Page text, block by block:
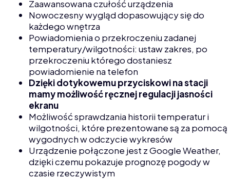
Zaawansowana czułość urządzenia
Nowoczesny wygląd dopasowujący się do
każdego wnętrza
Powiadomienia o przekroczeniu zadanej
temperatury/wilgotności: ustaw zakres, po
przekroczeniu którego dostaniesz
powiadomienie na telefon
Dzięki dotykowemu przyciskowi na stacji
mamy możliwość ręcznej regulacji jasności
ekranu
Możliwość sprawdzania historii temperatur i
wilgotności, które prezentowane są za pomocą
wygodnych w odczycie wykresów
Urządzenie połączone jest z Google Weather,
dzięki czemu pokazuje prognozę pogody w
czasie rzeczywistym